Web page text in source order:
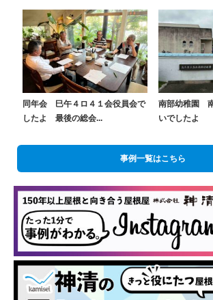
同年会 巳午４ロ４１会役員会で
したよ 最後の総会...
南部幼稚園
いでしたよ
事例一覧はこちら